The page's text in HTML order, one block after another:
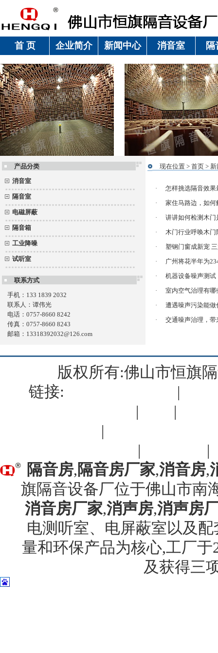
首 页 企业简介 新闻中心 消音室 隔
产品分类
消音室
隔音室
电磁屏蔽
隔音箱
工业降噪
试听室
联系方式
手机：133 1839 2032
联系人：谭伟光
电话：0757-8660 8242
传真：0757-8660 8243
邮箱：13318392032@126.com
现在位置 > 首页 >
·
怎样挑选隔音效果
·
家住马路边，如
·
讲讲如何检测木门
·
木门行业呼唤木门
·
塑钢门窗成新宠
·
广州将花半年为
·
机器设备噪声测
·
室内空气治理有哪
·
遭遇噪声污染能做
·
交通噪声治理，带
版权所有:佛山市恒旗
链接:
|
| |
|
| |
隔音房, 隔音房厂家,消音房,
旗隔音设备厂位于佛山市南
消音房厂家,消声房,消声房
电测听室、电屏蔽室以及
量和环保产品为核心,工厂于
及获得三